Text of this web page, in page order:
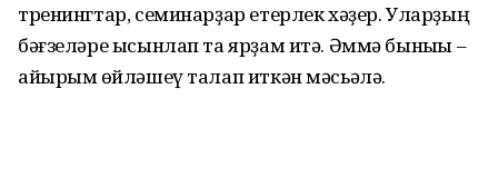
тренингтар, семинарҙар етерлек хәҙер. Уларҙың
бәғзеләре ысынлап та ярҙам итә. Әммә быныһы –
айырым һөйләшеү талап иткән мәсьәлә.